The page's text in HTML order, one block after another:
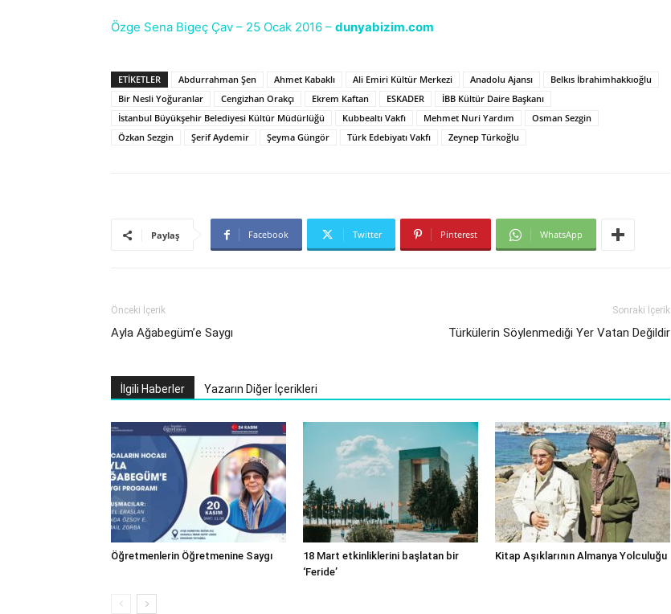
Özge Sena Bigeç Çav – 25 Ocak 2016 – dunyabizim.com
ETIKETLER Abdurrahman Şen Ahmet Kabaklı Ali Emiri Kültür Merkezi Anadolu Ajansı
Belkıs İbrahimhakkıoğlu
Bir Nesli Yoğuranlar
Cengizhan Orakçı Ekrem Kaftan ESKADER
İBB Kültür Daire Başkanı
İstanbul Büyükşehir Belediyesi Kültür Müdürlüğü
Kubbealtı Vakfı Mehmet Nuri Yardım
Osman Sezgin
Özkan Sezgin
Şerif Aydemir Şeyma Güngör Türk Edebiyatı Vakfı Zeynep Türkoğlu
Paylaş Facebook Twitter Pinterest WhatsApp
Önceki İçerik
Ayla Ağabegüm’e Saygı
Sonraki İçerik
Türkülerin Söylenmediği Yer Vatan Değildir
İlgili Haberler Yazarın Diğer İçerikleri
Öğretmenlerin Öğretmenine Saygı
18 Mart etkinliklerini başlatan bir
‘Feride’
Kitap Aşıklarının Almanya Yolculuğu